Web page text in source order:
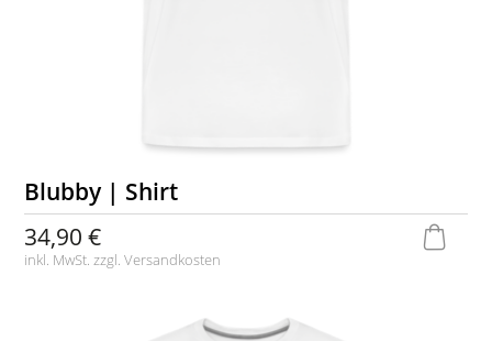
Blubby | Shirt
34,90 €
inkl. MwSt. zzgl.Versandkosten